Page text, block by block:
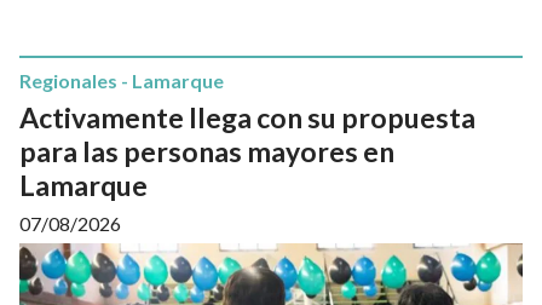
Activamente llega con su propuesta
para las personas mayores en
Lamarque
Regionales - Lamarque
07/08/2026